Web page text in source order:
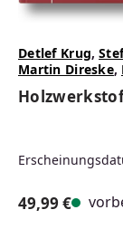
Detlef Krug,
Martin Direske,
49,99 €